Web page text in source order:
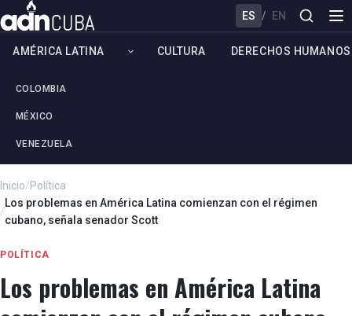
ES / EN
AMÉRICA LATINA
COLOMBIA
MÉXICO
VENEZUELA
CULTURA DERECHOS HUMANOS
Inicio/Política
/
Los problemas en América Latina comienzan con el régimen
cubano, señala senador Scott
POLÍTICA
Los problemas en América Latina